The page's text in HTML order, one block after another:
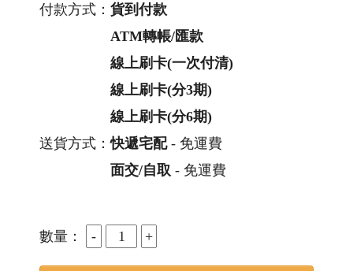
付款方式： 貨到付款
ATM轉帳/匯款
線上刷卡(一次付清)
線上刷卡(分3期)
線上刷卡(分6期)
送貨方式：快遞宅配- 免運費
面交/自取 - 免運費
數量：